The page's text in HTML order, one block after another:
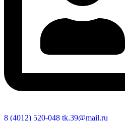
8 (4012) 520-048 tk.39@mail.ru